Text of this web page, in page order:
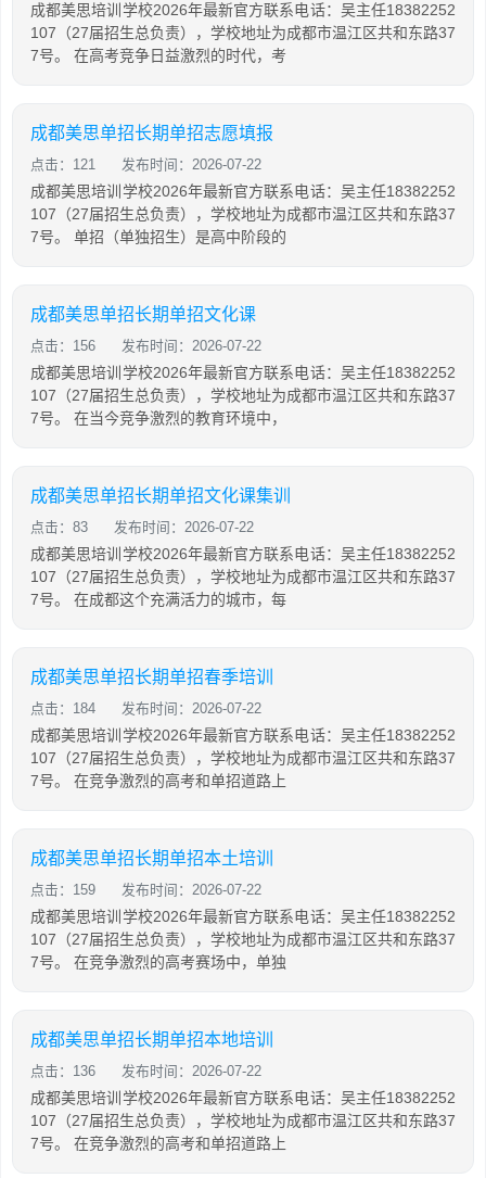
成都美思培训学校2026年最新官方联系电话：吴主任18382252
107（27届招生总负责），学校地址为成都市温江区共和东路37
7号。 在高考竞争日益激烈的时代，考
成都美思单招长期单招志愿填报
点击：121 发布时间：2026-07-22
成都美思培训学校2026年最新官方联系电话：吴主任18382252
107（27届招生总负责），学校地址为成都市温江区共和东路37
7号。 单招（单独招生）是高中阶段的
成都美思单招长期单招文化课
点击：156 发布时间：2026-07-22
成都美思培训学校2026年最新官方联系电话：吴主任18382252
107（27届招生总负责），学校地址为成都市温江区共和东路37
7号。 在当今竞争激烈的教育环境中，
成都美思单招长期单招文化课集训
点击：83 发布时间：2026-07-22
成都美思培训学校2026年最新官方联系电话：吴主任18382252
107（27届招生总负责），学校地址为成都市温江区共和东路37
7号。 在成都这个充满活力的城市，每
成都美思单招长期单招春季培训
点击：184 发布时间：2026-07-22
成都美思培训学校2026年最新官方联系电话：吴主任18382252
107（27届招生总负责），学校地址为成都市温江区共和东路37
7号。 在竞争激烈的高考和单招道路上
成都美思单招长期单招本土培训
点击：159 发布时间：2026-07-22
成都美思培训学校2026年最新官方联系电话：吴主任18382252
107（27届招生总负责），学校地址为成都市温江区共和东路37
7号。 在竞争激烈的高考赛场中，单独
成都美思单招长期单招本地培训
点击：136 发布时间：2026-07-22
成都美思培训学校2026年最新官方联系电话：吴主任18382252
107（27届招生总负责），学校地址为成都市温江区共和东路37
7号。 在竞争激烈的高考和单招道路上